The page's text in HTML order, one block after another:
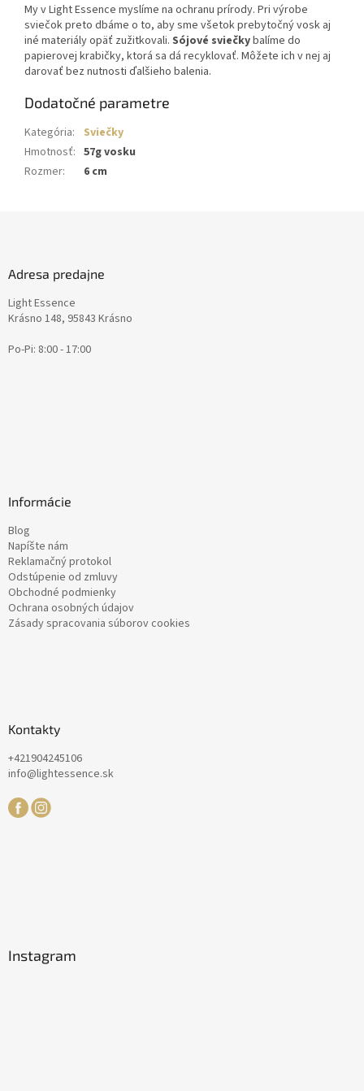
My v Light Essence myslíme na ochranu prírody. Pri výrobe
sviečok preto dbáme o to, aby sme všetok prebytočný vosk aj
iné materiály opäť zužitkovali. Sójové sviečkybalíme do
papierovej krabičky, ktorá sa dá recyklovať. Môžete ich v nej aj
darovať bez nutnosti ďalšieho balenia.
Dodatočné parametre
Kategória:
Sviečky
Hmotnosť: 57g vosku
Rozmer: 6 cm
Adresa predajne
Light Essence
Krásno 148, 95843 Krásno
Po-Pi: 8:00 - 17:00
Informácie
Blog
Napíšte nám
Reklamačný protokol
Odstúpenie od zmluvy
Obchodné podmienky
Ochrana osobných údajov
Zásady spracovania súborov cookies
Kontakty
+421904245106
info@lightessence.sk
Instagram